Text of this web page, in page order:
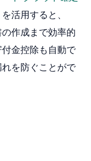
活用すると、
作成まで効率的
金控除も自動で
を防ぐことがで